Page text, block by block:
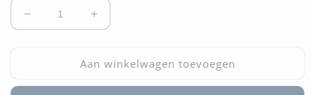
Aantal
verlagen
Aantal
verhogen
C-
Aan winkelwagen toevoegen